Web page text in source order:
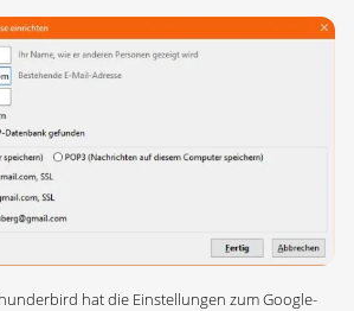
hat die Einstellungen zum Google-